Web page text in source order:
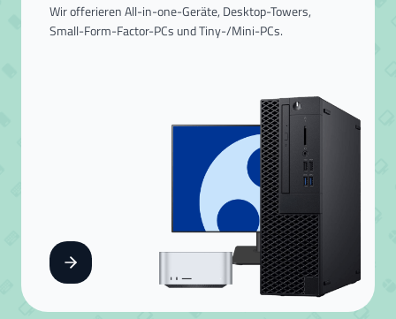
Wir offerieren All-in-one-Geräte, Desktop-Towers,
Small-Form-Factor-PCs und Tiny-/Mini-PCs.